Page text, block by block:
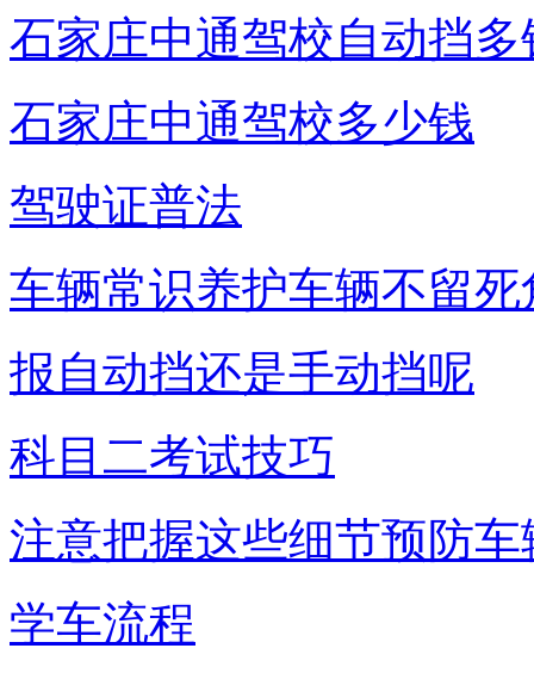
石家庄中通驾校自动挡多
石家庄中通驾校多少钱
驾驶证普法
车辆常识养护车辆不留死
报自动挡还是手动挡呢
科目二考试技巧
注意把握这些细节预防车
学车流程